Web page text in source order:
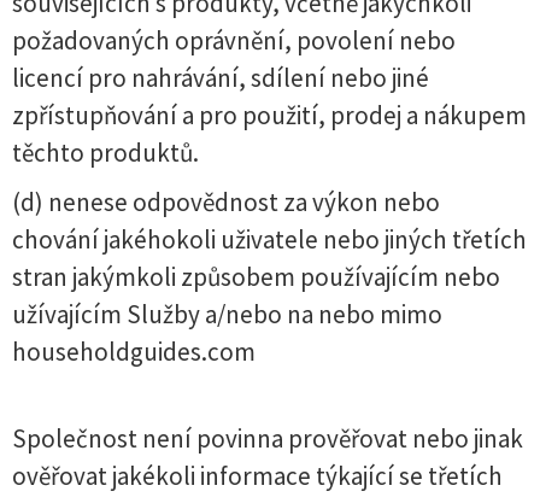
požadovaných oprávnění, povolení nebo
licencí pro nahrávání, sdílení nebo jiné
zpřístupňování a pro použití, prodej a nákupem
těchto produktů.
(d) nenese odpovědnost za výkon nebo
chování jakéhokoli uživatele nebo jiných třetích
stran jakýmkoli způsobem používajícím nebo
užívajícím Služby a/nebo na nebo mimo
householdguides.com
Společnost není povinna prověřovat nebo jinak
ověřovat jakékoli informace týkající se třetích